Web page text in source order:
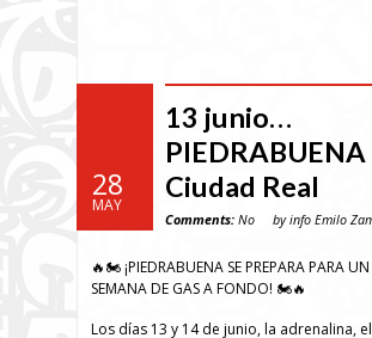
28
MAY
13 junio…
PIEDRABUENA
Ciudad Real
Comments: No by info Emilo
🔥🏍️ ¡PIEDRABUENA SE PREPARA PARA
SEMANA DE GAS A FONDO! 🏍️🔥
Los días 13 y 14 de junio, la adrenalina,